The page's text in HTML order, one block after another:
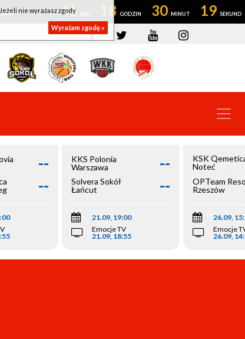
41 18 30 18
--
--
KKS Polonia
Warszawa
--
Solvera Sokół
Łańcut
--
21.09, 19:00
Emocje TV
21.09, 18:55
KSK
Noteć
Inowrocław
OPTeam
Rzeszów
26.09,
Emocje
26.09,
nie wyrażasz zgody
Wyrażam zgodę »